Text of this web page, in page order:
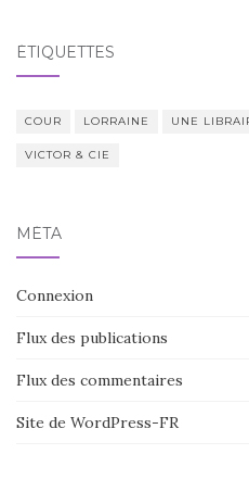
ÉTIQUETTES
COUR LORRAINE UNE
VICTOR & CIE
MÉTA
Connexion
Flux des publications
Flux des commentaires
Site de WordPress-FR